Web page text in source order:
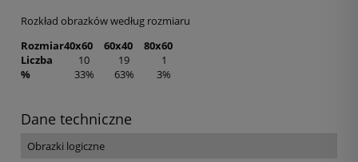
Rozkład obrazków według rozmiaru
Rozmiar40x60 60x40
80x60
Liczba
10 19
1
%
33% 63% 3%
Dane techniczne
Obrazki logiczne